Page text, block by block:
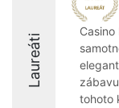
Laureáti
tohoto